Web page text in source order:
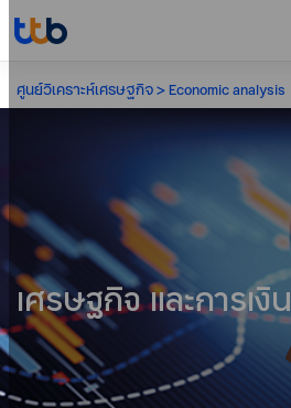
ศูนย์วิเคราะห์เศรษฐกิจ Economic analysis
เศรษฐกิจ และการเงิน